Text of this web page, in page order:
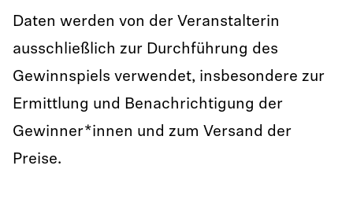
Daten werden von der Veranstalterin
ausschließlich zur Durchführung des
Gewinnspiels verwendet, insbesondere zur
Ermittlung und Benachrichtigung der
Gewinner*innen und zum Versand der
Preise.